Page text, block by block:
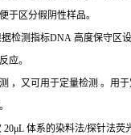
于区分假阴性样品。
检测指标DNA 高度保守区
应。
，又可用于定量检测 。用
体系的染料法/探针法荧